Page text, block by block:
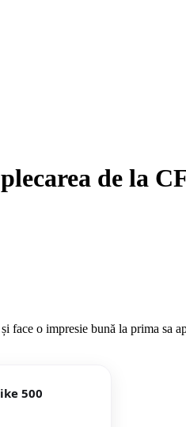
de la
face o impresie bună la prima sa
500